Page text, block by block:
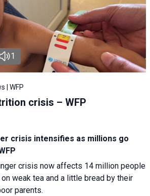
1
| WFP
crisis – WFP
crisis intensifies as millions go
crisis now affects 14 million people
weak tea and a little bread by their
parents.